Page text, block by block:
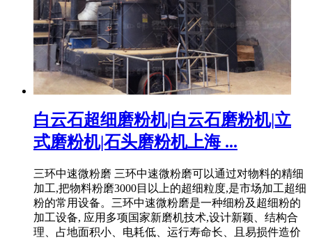
白云石超细磨粉机|白云石磨粉机|立
式磨粉机|石头磨粉机上海 ...
三环中速微粉磨 三环中速微粉磨可以通过对物料的精细
加工,把物料粉磨3000目以上的超细粒度,是市场加工超细
粉的常用设备。三环中速微粉磨是一种细粉及超细粉的
加工设备, 应用多项国家新磨机技术,设计新颖、结构合
理、占地面积小、电耗低、运行寿命长、且易损件造价